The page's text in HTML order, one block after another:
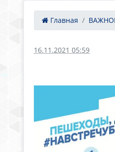
Главная
16.11.2021 05:59